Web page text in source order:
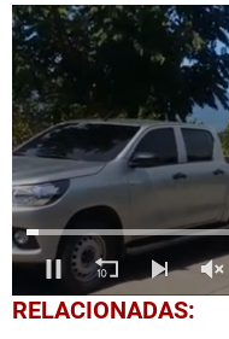
0
seconds
RELACIONADAS: